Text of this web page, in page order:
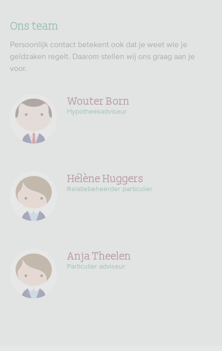
Ons team
Persoonlijk contact betekent ook dat je weet wie je
geldzaken regelt. Daarom stellen wij ons graag aan je
voor.
Wouter Born
Hypotheekadviseur
Hélène Huggers
Relatiebeheerder particulier
Anja Theelen
Particulier adviseur